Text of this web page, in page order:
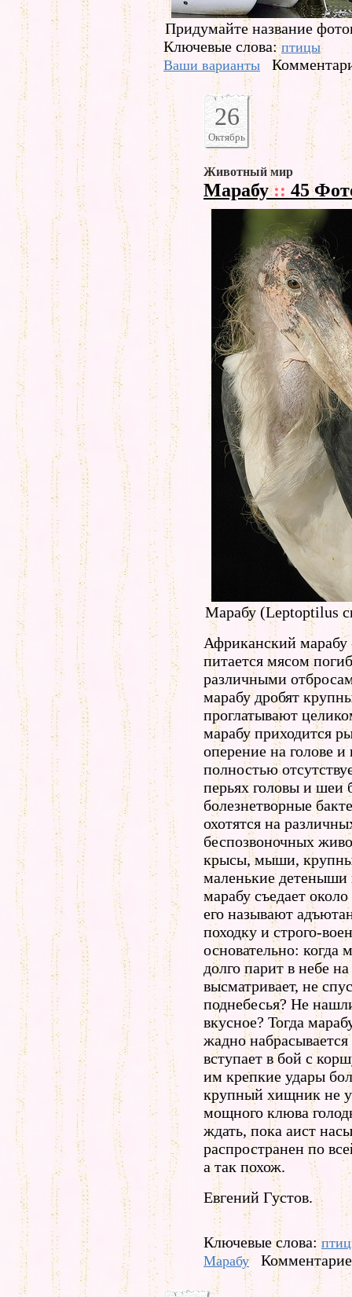
Придумайте название
Ключевые слова:птицы
Ваши варианты
26
Октябрь
Животный мир
Марабу:: 45
Марабу (Leptoptilus
Африканский
питается мясом
различными
марабу дробят
проглатывают
марабу приходится
оперение на голове
полностью
перьях головы и шеи
болезнетворные
охотятся на
беспозвоночных
крысы, мыши,
маленькие детеныши
марабу съедает
его называют
походку и строго-
основательно: когда
долгопарит в небе
высматривает, не
поднебесья? Не
вкусное? Тогда
жадно
вступает в бой с
им крепкие удары
крупный хищник не
мощного клюва
ждать, пока аист
распространен по
а так похож.
Евгений Густов.
Ключевые слова:
Марабу